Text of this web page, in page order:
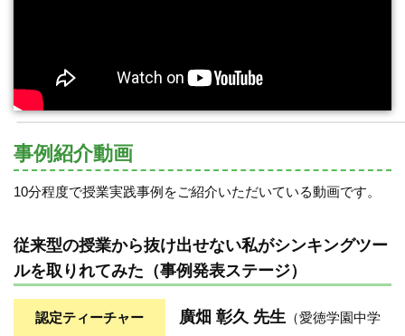
事例紹介動画
10分程度で授業実践事例をご紹介いただいている動画です。
従来型の授業から抜け出せない私がシンキングツー
ルを取りれてみた（事例発表ステージ）
認定ティーチャー 廣畑 彰久 先生 （愛徳学園中学